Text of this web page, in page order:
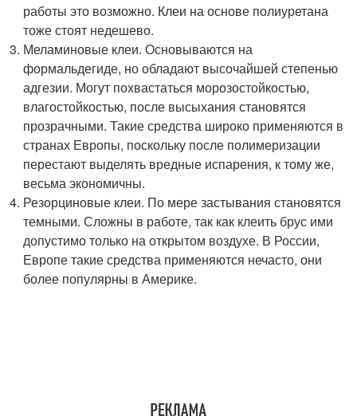
работы это возможно. Клеи на основе полиуретана
тоже стоят недешево.
Меламиновые клеи. Основываются на
формальдегиде, но обладают высочайшей степенью
адгезии. Могут похвастаться морозостойкостью,
влагостойкостью, после высыхания становятся
прозрачными. Такие средства широко применяются в
странах Европы, поскольку после полимеризации
перестают выделять вредные испарения, к тому же,
весьма экономичны.
Резорциновые клеи. По мере застывания становятся
темными. Сложны в работе, так как клеить брус ими
допустимо только на открытом воздухе. В России,
Европе такие средства применяются нечасто, они
более популярны в Америке.